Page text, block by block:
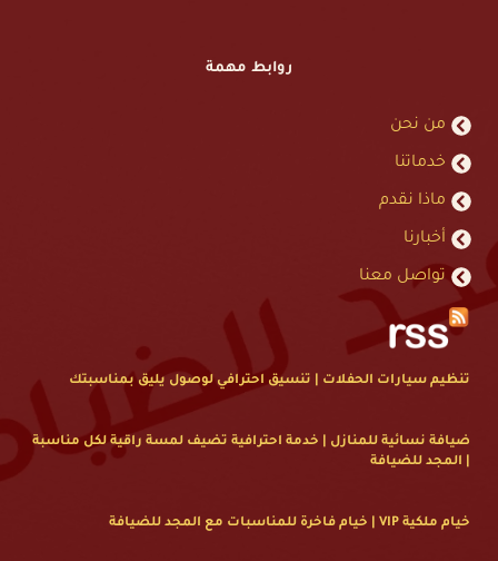
روابط مهمة
من نحن
خدماتنا
ماذا نقدم
أخبارنا
تواصل معنا
تنظيم سيارات الحفلات | تنسيق احترافي لوصول يليق بمناسبتك
ضيافة نسائية للمنازل | خدمة احترافية تضيف لمسة راقية لكل مناسبة
| المجد للضيافة
خيام ملكية VIP | خيام فاخرة للمناسبات مع المجد للضيافة